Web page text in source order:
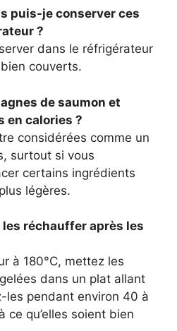
puis-je conserver ces
?
dans le réfrigérateur
couverts.
de saumon et
en calories ?
considérées comme un
surtout si vous
certains ingrédients
légères.
réchauffer après les
à 180°C, mettez les
dans un plat allant
les pendant environ 40 à
ce qu’elles soient bien